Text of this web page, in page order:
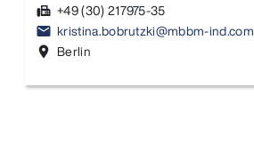
fax +49 (30) 217975-35
email kristina.bobrutzki@mbbm-ind.com
location_on Berlin